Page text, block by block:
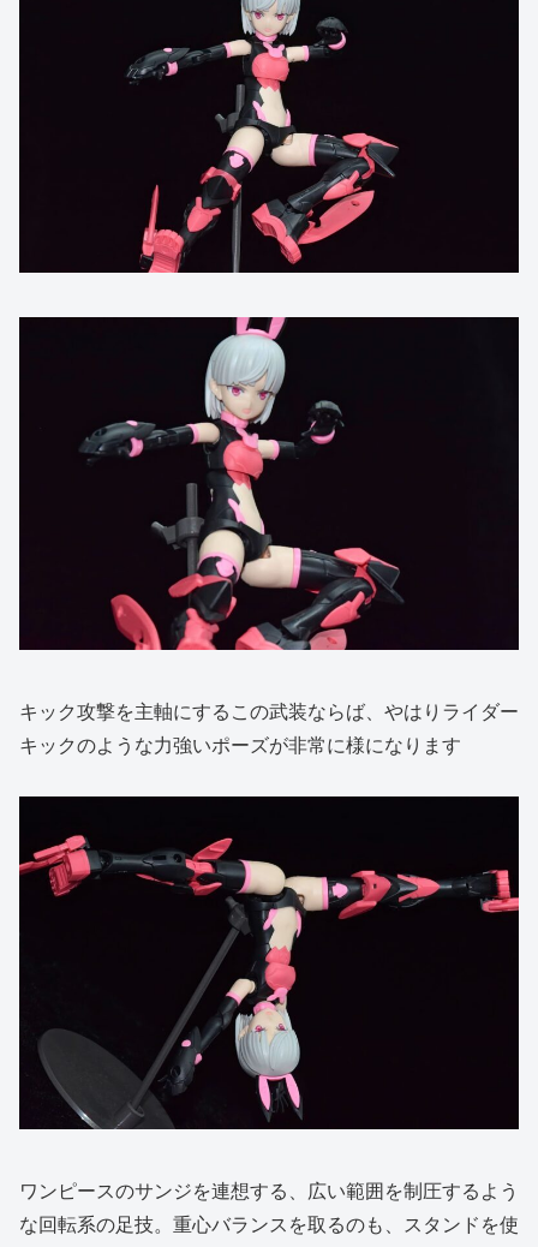
キック攻撃を主軸にするこの武装ならば、やはりライダー
キックのような力強いポーズが非常に様になります
ワンピースのサンジを連想する、広い範囲を制圧するよう
な回転系の足技。重心バランスを取るのも、スタンドを使